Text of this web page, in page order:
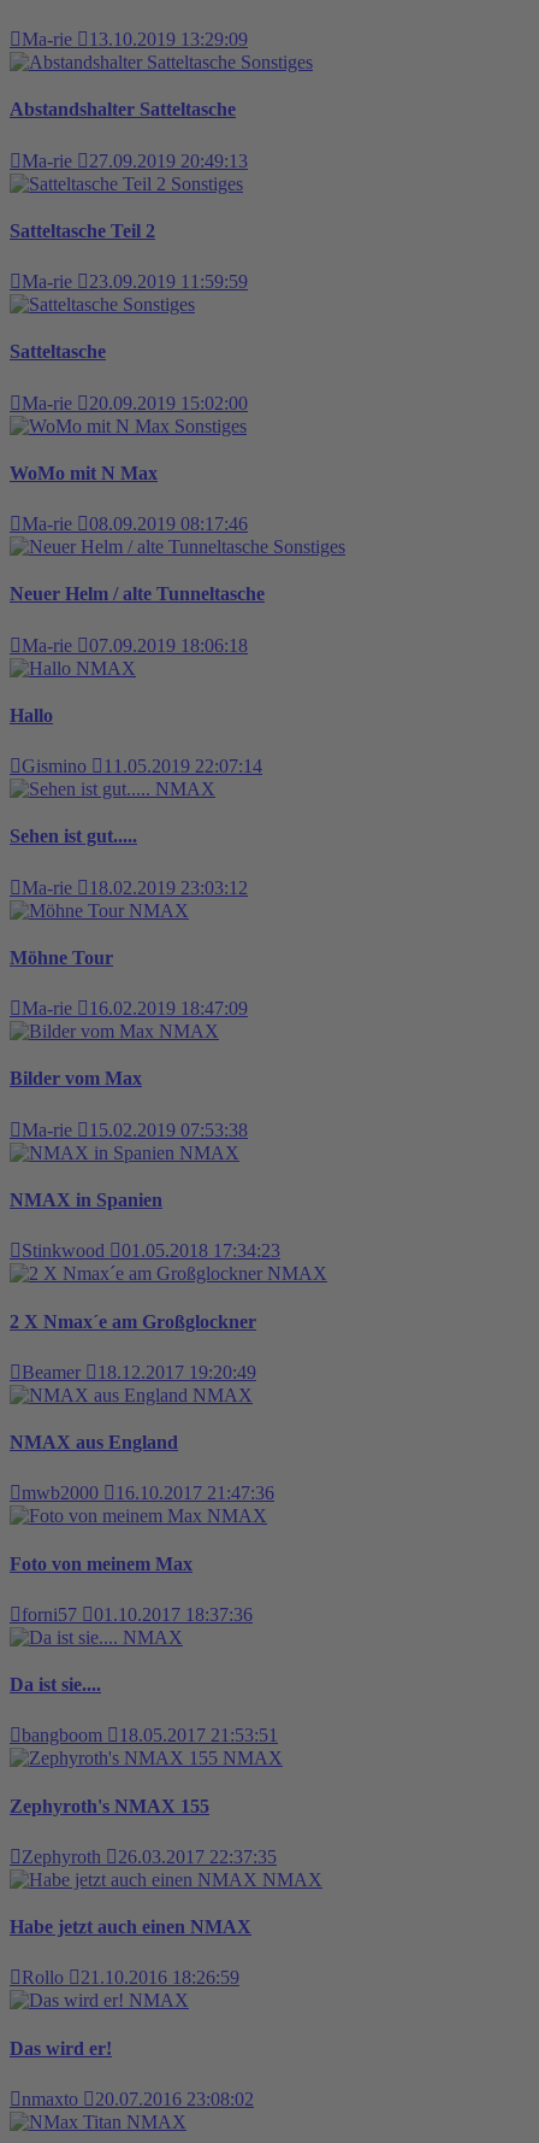
Ma-rie
13.10.2019 13:29:09
Sonstiges
Abstandshalter Satteltasche
Ma-rie
27.09.2019 20:49:13
Sonstiges
Satteltasche Teil 2
Ma-rie
23.09.2019 11:59:59
Sonstiges
Satteltasche
Ma-rie
20.09.2019 15:02:00
Sonstiges
WoMo mit N Max
Ma-rie
08.09.2019 08:17:46
Sonstiges
Neuer Helm / alte Tunneltasche
Ma-rie
07.09.2019 18:06:18
NMAX
Hallo
Gismino
11.05.2019 22:07:14
NMAX
Sehen ist gut.....
Ma-rie
18.02.2019 23:03:12
NMAX
Möhne Tour
Ma-rie
16.02.2019 18:47:09
NMAX
Bilder vom Max
Ma-rie
15.02.2019 07:53:38
NMAX
NMAX in Spanien
Stinkwood
01.05.2018 17:34:23
NMAX
2 X Nmax´e am Großglockner
Beamer
18.12.2017 19:20:49
NMAX
NMAX aus England
mwb2000
16.10.2017 21:47:36
NMAX
Foto von meinem Max
forni57
01.10.2017 18:37:36
NMAX
Da ist sie....
bangboom
18.05.2017 21:53:51
NMAX
Zephyroth's NMAX 155
Zephyroth
26.03.2017 22:37:35
NMAX
Habe jetzt auch einen NMAX
Rollo
21.10.2016 18:26:59
NMAX
Das wird er!
nmaxto
20.07.2016 23:08:02
NMAX